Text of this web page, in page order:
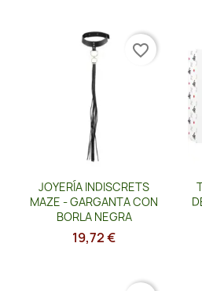
Vista rápida
JOYERÍA INDISCRETS
MAZE - GARGANTA CON
BORLA NEGRA
19,72 €
favorite_border